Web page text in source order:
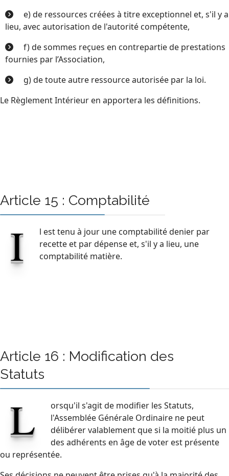
e) de ressources créées à titre exceptionnel et, s'il y a
lieu, avec autorisation de l'autorité compétente,
f) de sommes reçues en contrepartie de prestations
fournies par l’Association,
g) de toute autre ressource autorisée par la loi.
Le Règlement Intérieur en apportera les définitions.
Article 15 : Comptabilité
I
l est tenu à jour une comptabilité denier par
recette et par dépense et, s'il y a lieu, une
comptabilité matière.
Article 16 : Modification des
Statuts
L
orsqu'il s'agit de modifier les Statuts,
l'Assemblée Générale Ordinaire ne peut
délibérer valablement que si la moitié plus un
des adhérents en âge de voter est présente
ou représentée.